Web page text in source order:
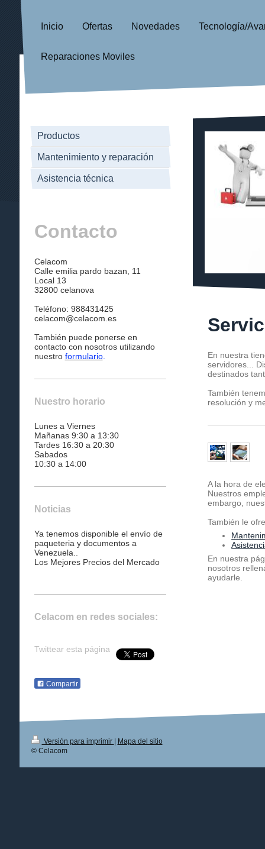
Inicio Ofertas Novedades Tecnología/
Reparaciones Moviles
En nuestra
servidores...
destinados
También
resolución y
A la hora de
Nuestros
embargo,
También le
En nuestra
nosotros
ayudarle.
Productos
Mantenimiento y reparación
Asistencia técnica
Contacto
Celacom
Calle emilia pardo bazan, 11
Local 13
32800 celanova
Teléfono: 988431425
celacom@celacom.es
También puede ponerse en
contacto con nosotros utilizando
nuestro formulario.
Nuestro horario
Lunes a Viernes
Mañanas 9:30 a 13:30
Tardes 16:30 a 20:30
Sabados
10:30 a 14:00
Noticias
Ya tenemos disponible el envío de
paqueteria y documentos a
Venezuela..
Los Mejores Precios del Mercado
Celacom en redes sociales:
Twittear esta página
Compartir
Versión para imprimir | Mapa del sitio
© Celacom